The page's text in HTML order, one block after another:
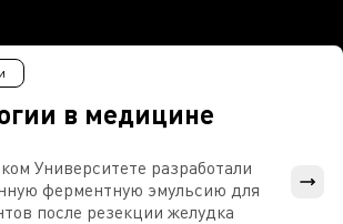
в медицине
Университете разработали
ферментную эмульсию для
после резекции желудка